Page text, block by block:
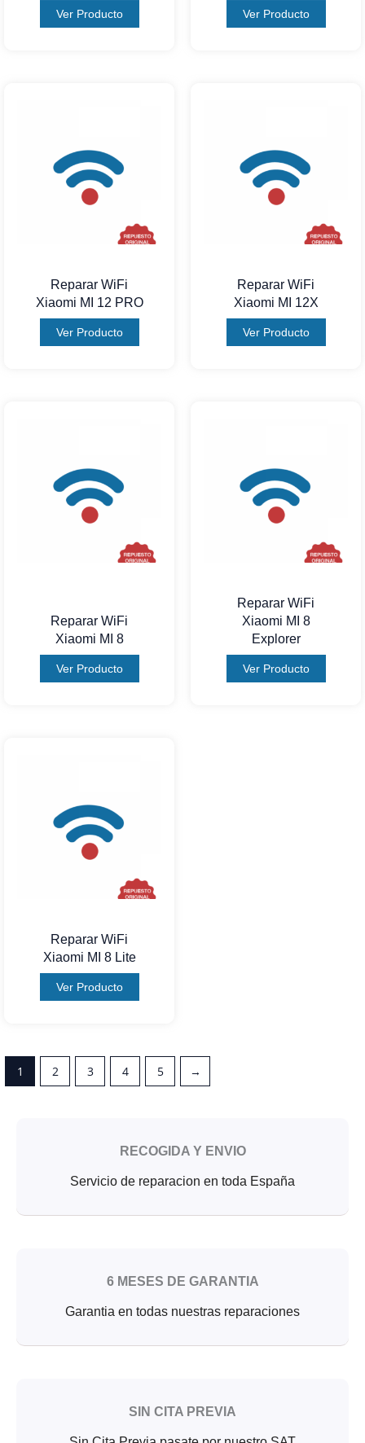
Ver Producto Ver Producto
Reparar WiFi
Xiaomi MI 12 PRO
Ver Producto
Reparar WiFi
Xiaomi MI 12X
Ver Producto
Reparar WiFi
Xiaomi MI 8
Ver Producto
Reparar WiFi
Xiaomi MI 8
Explorer
Ver Producto
Reparar WiFi
Xiaomi MI 8 Lite
Ver Producto
1 2 3 4 5 →
RECOGIDA Y ENVIO
Servicio de reparacion en toda España
6 MESES DE GARANTIA
Garantia en todas nuestras reparaciones
SIN CITA PREVIA